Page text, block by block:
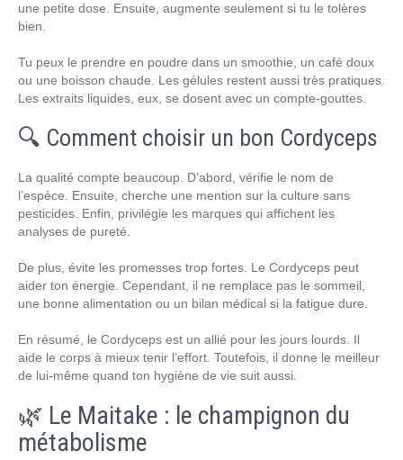
une petite dose. Ensuite, augmente seulement si tu le tolères
bien.
Tu peux le prendre en poudre dans un smoothie, un café doux
ou une boisson chaude. Les gélules restent aussi très pratiques.
Les extraits liquides, eux, se dosent avec un compte-gouttes.
🔍 Comment choisir un bon Cordyceps
La qualité compte beaucoup. D’abord, vérifie le nom de
l’espèce. Ensuite, cherche une mention sur la culture sans
pesticides. Enfin, privilégie les marques qui affichent les
analyses de pureté.
De plus, évite les promesses trop fortes. Le Cordyceps peut
aider ton énergie. Cependant, il ne remplace pas le sommeil,
une bonne alimentation ou un bilan médical si la fatigue dure.
En résumé, le Cordyceps est un allié pour les jours lourds. Il
aide le corps à mieux tenir l’effort. Toutefois, il donne le meilleur
de lui-même quand ton hygiène de vie suit aussi.
🌿 Le Maitake : le champignon du
métabolisme